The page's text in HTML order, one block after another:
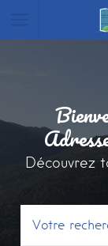
Découvrez